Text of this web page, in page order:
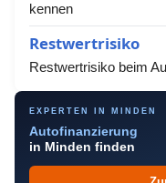
kennen
Restwertrisiko
Restwertrisiko beim
EXPERTEN IN MINDEN
Autofinanzierung
in Minden finden